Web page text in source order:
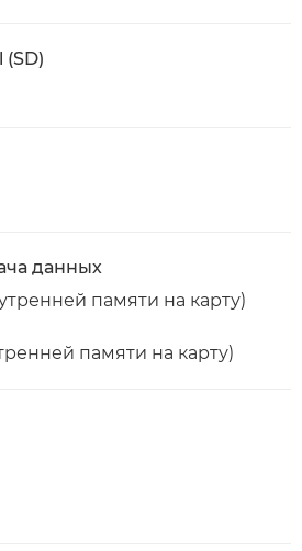
(SD)
данных
памяти на карту)
памяти на карту)